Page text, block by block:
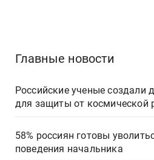
Главные новости
Российские ученые создали
для защиты от космической
58% россиян готовы
поведения начальника